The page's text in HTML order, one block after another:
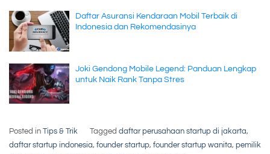
Daftar Asuransi Kendaraan Mobil Terbaik di
Indonesia dan Rekomendasinya
Joki Gendong Mobile Legend: Panduan Lengkap
untuk Naik Rank Tanpa Stres
Posted in Tips & Trik Tagged daftar perusahaan startup di jakarta,
daftar startup indonesia, founder startup, founder startup wanita, pemilik